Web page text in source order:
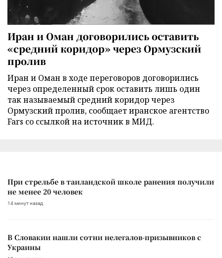
Иран и Оман договорились оставить
«средний коридор» через Ормузский
пролив
Иран и Оман в ходе переговоров договорились
через определенный срок оставить лишь один
так называемый средний коридор через
Ормузский пролив, сообщает иранское агентство
Fars со ссылкой на источник в МИД.
При стрельбе в таиландской школе ранения получили
не менее 20 человек
14 минут назад
В Словакии нашли сотни нелегалов-призывников с
Украины